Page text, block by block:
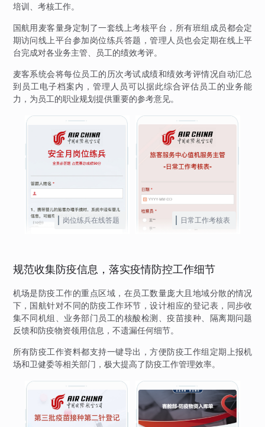
培训、考核工作。
国航用麦客量身定制了一套线上考核平台，所有班组成员都会定
期访问线上平台参加岗位练兵答题，管理人员也会定期在线上平
台完成对各业务主管、员工的绩效考评。
麦客系统会将每位员工的历次考试成绩和绩效考评情况自动汇总
到员工电子档案内，管理人员可以据此综合评估员工的业务能
力，为员工的职业规划提供重要的参考意见。
岗位练兵在线答题 日常工作考核表
规范收集防疫信息，落实疫情防控工作细节
机场是防疫工作的重点区域，在员工数量庞大且地域分散的情况
下，国航针对不同的防疫工作环节，设计相应的登记表，同步收
集不同机组、业务部门员工的核酸检测、疫苗接种、隔离期问题
反馈和防疫物资领用信息，不遗漏任何细节。
所有防疫工作资料都支持一键导出，方便防疫工作组定期上报机
场和卫健委等相关部门，极大提高了防疫工作管理效率。